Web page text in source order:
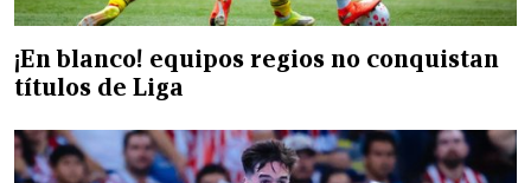
¡En blanco! equipos regios no conquistan
títulos de Liga